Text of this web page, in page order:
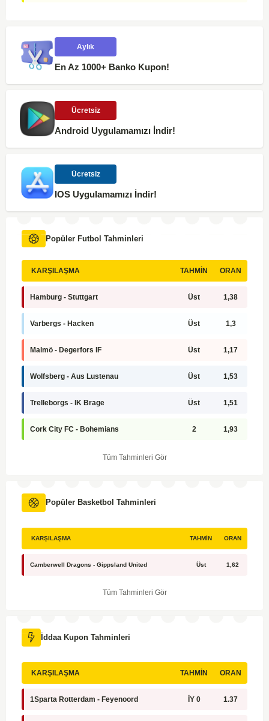
Aylık
En Az 1000+ Banko Kupon!
Ücretsiz
Android Uygulamamızı İndir!
Ücretsiz
IOS Uygulamamızı İndir!
Popüler Futbol Tahminleri
KARŞILAŞMA TAHMIN ORAN
Hamburg - Stuttgart Üst 1,38
Varbergs - Hacken Üst 1,3
Malmö - Degerfors IF Üst 1,17
Wolfsberg - Aus Lustenau Üst 1,53
Trelleborgs - IK Brage Üst 1,51
Cork City FC - Bohemians 2 1,93
Tüm Tahminleri Gör
Popüler Basketbol Tahminleri
KARŞILAŞMA TAHMIN ORAN
Camberwell Dragons - Gippsland United Üst 1,62
Tüm Tahminleri Gör
İddaa Kupon Tahminleri
KARŞILAŞMA TAHMIN ORAN
1Sparta Rotterdam - Feyenoord İY 0 1.37